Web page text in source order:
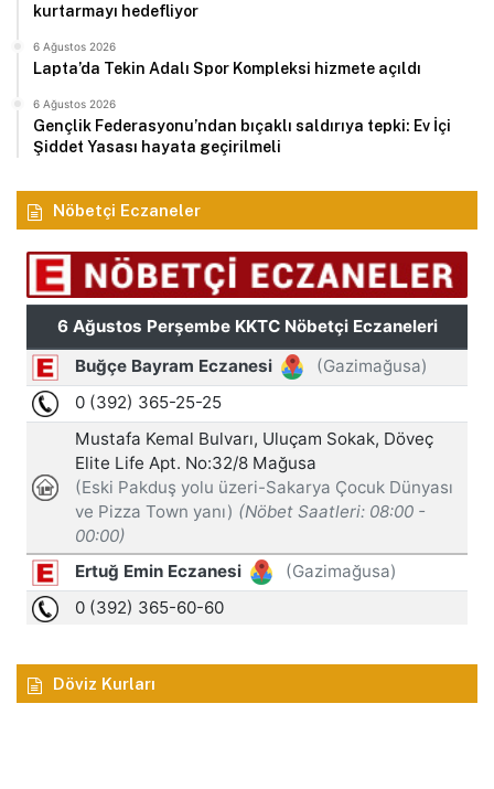
kurtarmayı hedefliyor
6 Ağustos 2026
Lapta’da Tekin Adalı Spor Kompleksi hizmete açıldı
6 Ağustos 2026
Gençlik Federasyonu’ndan bıçaklı saldırıya tepki: Ev İçi
Şiddet Yasası hayata geçirilmeli
Nöbetçi Eczaneler
Döviz Kurları